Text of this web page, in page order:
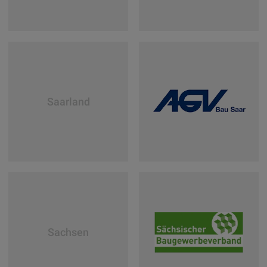
Dachdeckerhandwerks
Rheinland-Pfalz
Saarland
der Bauwirtschaft
des Saarlandes
Sachsen